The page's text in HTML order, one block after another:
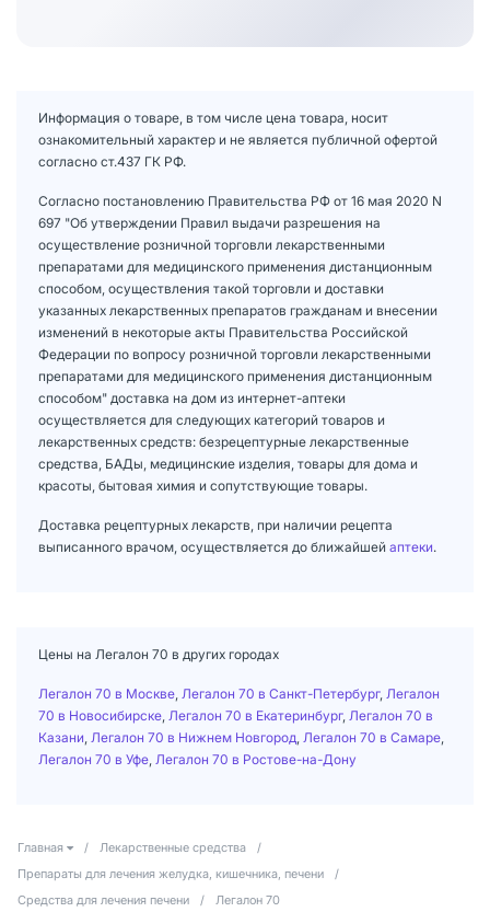
Информация о товаре, в том числе цена товара, носит
ознакомительный характер и не является публичной офертой
согласно ст.437 ГК РФ.
Согласно постановлению Правительства РФ от 16 мая 2020 N
697 "Об утверждении Правил выдачи разрешения на
осуществление розничной торговли лекарственными
препаратами для медицинского применения дистанционным
способом, осуществления такой торговли и доставки
указанных лекарственных препаратов гражданам и внесении
изменений в некоторые акты Правительства Российской
Федерации по вопросу розничной торговли лекарственными
препаратами для медицинского применения дистанционным
способом" доставка на дом из интернет-аптеки
осуществляется для следующих категорий товаров и
лекарственных средств: безрецептурные лекарственные
средства, БАДы, медицинские изделия, товары для дома и
красоты, бытовая химия и сопутствующие товары.
Доставка рецептурных лекарств, при наличии рецепта
выписанного врачом, осуществляется до ближайшей аптеки.
Цены на Легалон 70 в других городах
Легалон 70 в Москве Легалон 70 в Санкт-Петербург, Легалон
70 в Новосибирске Легалон 70 в Екатеринбург, Легалон 70 в
Казани Легалон 70 в Нижнем Новгород Легалон 70 в Самаре
Легалон 70 в Уфе Легалон 70 в Ростове-на-Дону
Главная / Лекарственные средства
/
Препараты для лечения желудка, кишечника, печени
/
Средства для лечения печени
/ Легалон 70